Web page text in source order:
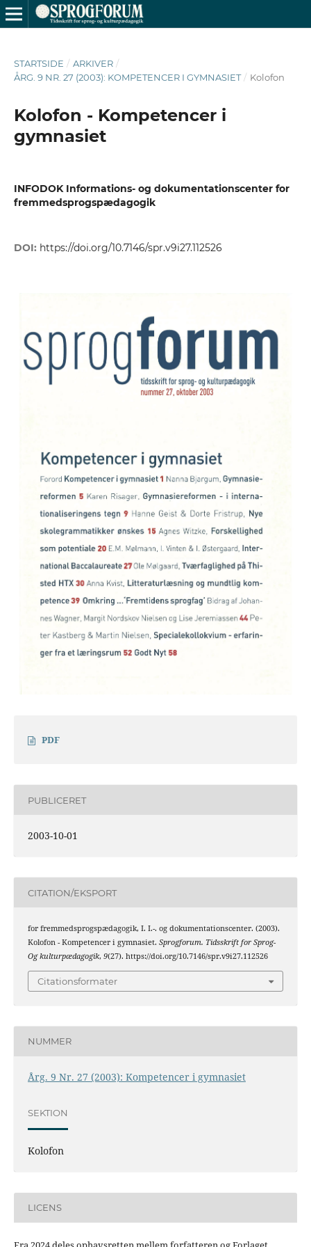
STARTSIDE / ARKIVER /
ÅRG. 9 NR. 27 (2003): KOMPETENCER I GYMNASIET / Kolofon
Kolofon - Kompetencer i
gymnasiet
INFODOK Informations- og dokumentationscenter for
fremmedsprogspædagogik
DOI: https://doi.org/10.7146/spr.v9i27.112526
PDF
PUBLICERET
2003-10-01
CITATION/EKSPORT
for fremmedsprogspædagogik, I. I.-. og dokumentationscenter. (2003).
Kolofon - Kompetencer i gymnasiet. Sprogforum. Tidsskrift for Sprog-
Og kulturpædagogik, 9(27). https://doi.org/10.7146/spr.v9i27.112526
Citationsformater
NUMMER
Årg. 9 Nr. 27 (2003): Kompetencer i gymnasiet
SEKTION
Kolofon
LICENS